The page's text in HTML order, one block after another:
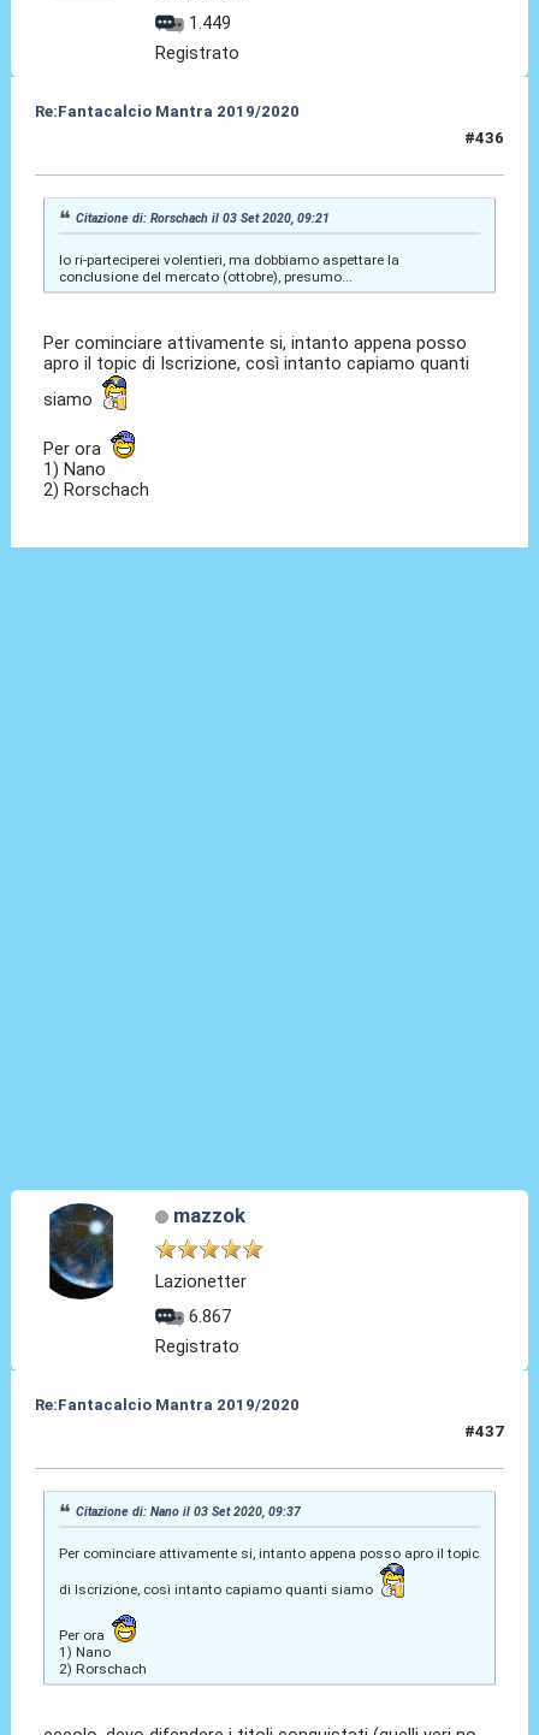
1.449
Registrato
Re:Fantacalcio Mantra 2019/2020
#436
Citazione di: Rorschach il 03 Set 2020, 09:21
Io ri-parteciperei volentieri, ma dobbiamo aspettare la
conclusione del mercato (ottobre), presumo...
Per cominciare attivamente si, intanto appena posso
apro il topic di Iscrizione, così intanto capiamo quanti
siamo
Per ora
1) Nano
2) Rorschach
mazzok
Lazionetter
6.867
Registrato
Re:Fantacalcio Mantra 2019/2020
#437
Citazione di: Nano il 03 Set 2020, 09:37
Per cominciare attivamente si, intanto appena posso apro il topic
di Iscrizione, così intanto capiamo quanti siamo
Per ora
1) Nano
2) Rorschach